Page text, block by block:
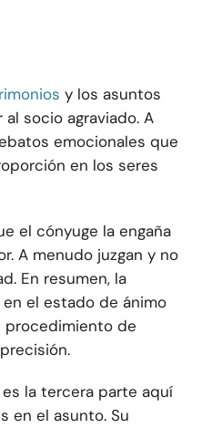
y los asuntos
socio agraviado. A
emocionales que
en los seres
el cónyuge la engaña
A menudo juzgan y no
En resumen, la
el estado de ánimo
procedimiento de
la tercera parte aquí
en el asunto. Su